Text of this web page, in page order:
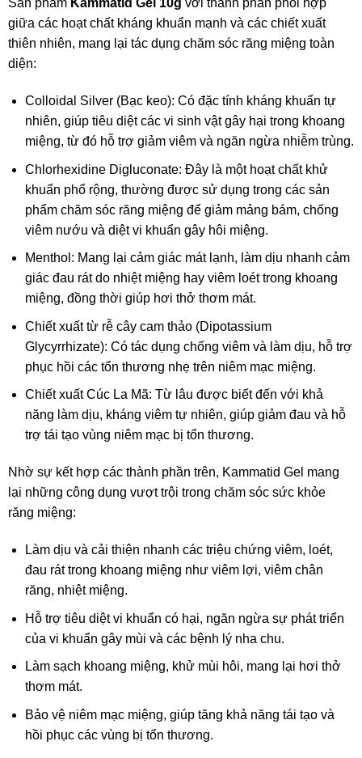
Sản phẩm Kammatid Gel 10g với thành phần phối hợp
giữa các hoạt chất kháng khuẩn mạnh và các chiết xuất
thiên nhiên, mang lại tác dụng chăm sóc răng miệng toàn
diện:
Colloidal Silver (Bạc keo): Có đặc tính kháng khuẩn tự
nhiên, giúp tiêu diệt các vi sinh vật gây hại trong khoang
miệng, từ đó hỗ trợ giảm viêm và ngăn ngừa nhiễm trùng.
Chlorhexidine Digluconate: Đây là một hoạt chất khử
khuẩn phổ rộng, thường được sử dụng trong các sản
phẩm chăm sóc răng miệng để giảm mảng bám, chống
viêm nướu và diệt vi khuẩn gây hôi miệng.
Menthol: Mang lại cảm giác mát lạnh, làm dịu nhanh cảm
giác đau rát do nhiệt miệng hay viêm loét trong khoang
miệng, đồng thời giúp hơi thở thơm mát.
Chiết xuất từ rễ cây cam thảo (Dipotassium
Glycyrrhizate): Có tác dụng chống viêm và làm dịu, hỗ trợ
phục hồi các tổn thương nhẹ trên niêm mạc miệng.
Chiết xuất Cúc La Mã: Từ lâu được biết đến với khả
năng làm dịu, kháng viêm tự nhiên, giúp giảm đau và hỗ
trợ tái tạo vùng niêm mạc bị tổn thương.
Nhờ sự kết hợp các thành phần trên, Kammatid Gel mang
lại những công dụng vượt trội trong chăm sóc sức khỏe
răng miệng:
Làm dịu và cải thiện nhanh các triệu chứng viêm, loét,
đau rát trong khoang miệng như viêm lợi, viêm chân
răng, nhiệt miệng.
Hỗ trợ tiêu diệt vi khuẩn có hại, ngăn ngừa sự phát triển
của vi khuẩn gây mùi và các bệnh lý nha chu.
Làm sạch khoang miệng, khử mùi hôi, mang lại hơi thở
thơm mát.
Bảo vệ niêm mạc miệng, giúp tăng khả năng tái tạo và
hồi phục các vùng bị tổn thương.